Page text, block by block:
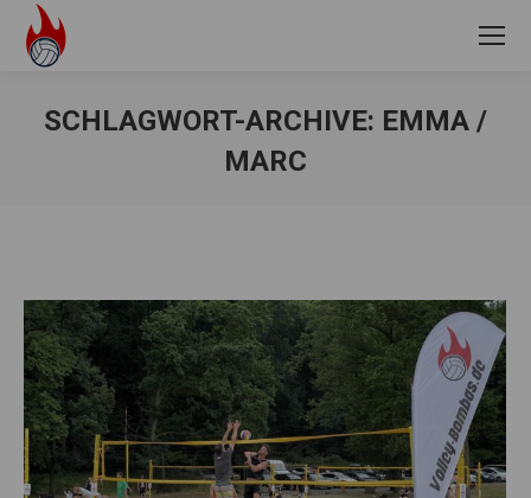
SCHLAGWORT-ARCHIVE: EMMA /
MARC